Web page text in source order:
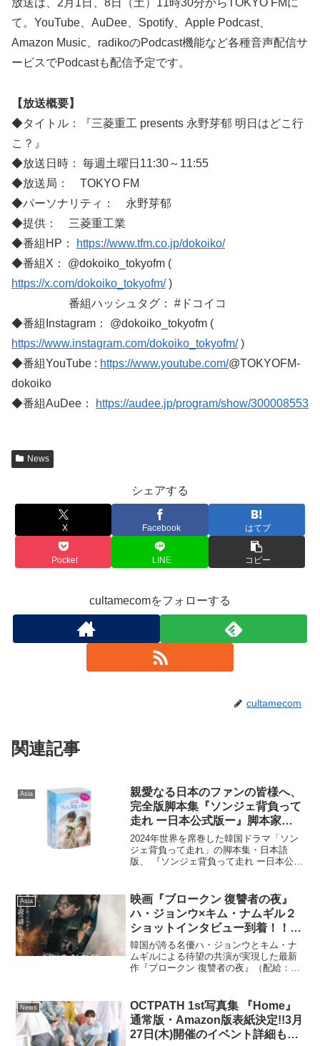
て。YouTube、AuDee、Spotify、Apple Podcast、
Amazon Music、radikoのPodcast機能など各種音声配信サ
ービスでPodcastも配信予定です。
【放送概要】
◆タイトル：『三菱重工 presents 永野芽郁 明日はどこ行
こ？』
◆放送日時： 毎週土曜日11:30～11:55
◆放送局： TOKYO FM
◆パーソナリティ： 永野芽郁
◆提供： 三菱重工業
◆番組HP：
https://www.tfm.co.jp/dokoiko/
◆番組X： @dokoiko_tokyofm (
https://x.com/dokoiko_tokyofm/)
番組ハッシュタグ： #ドコイコ
◆番組Instagram： @dokoiko_tokyofm (
https://www.instagram.com/dokoiko_tokyofm/)
◆番組YouTube : https://www.youtube.com/@TOKYOFM-
dokoiko
◆番組AuDee：
https://audee.jp/program/show/300008553
News
シェアする
X Facebook はてブ
Pocket LINE コピー
cultamecomをフォローする
cultamecom
関連記事
Asia
親愛なる日本のファンの皆様へ、
完全版脚本集『ソンジェ背負って
走れ ー日本公式版ー』脚本家の
感謝の思いが詰まった上下巻セッ
ト発売
2024年世界を席巻した韓国ドラマ「ソン
ジェ背負って走れ」の脚本集・日本語
版、 『ソンジェ背負って走れ ー日本公式
際し、本作品の脚本家、イ・シウン氏か
らのメッセー...
Asia
映画『ブロークン 復讐者の夜』
ハ・ジョンウ×キム・ナムギル２
ショットインタビュー到着！！日
本のファンに向けてメッセージ入
り！さらに古家正亨さんによる公
開記念トークショー開催決定！＆
定！！
韓国が誇る名優ハ・ジョンウとキム・ナ
ムギルによる待望の共演が実現した最新
作『ブロークン 復讐者の夜』（配給：ク
たします。2025 年某日、韓国で行われま
したハ...
News
OCTPATH 1st写真集 『Home』
通常版・Amazon版表紙決定!!3月
27日(木)開催のイベント詳細も発